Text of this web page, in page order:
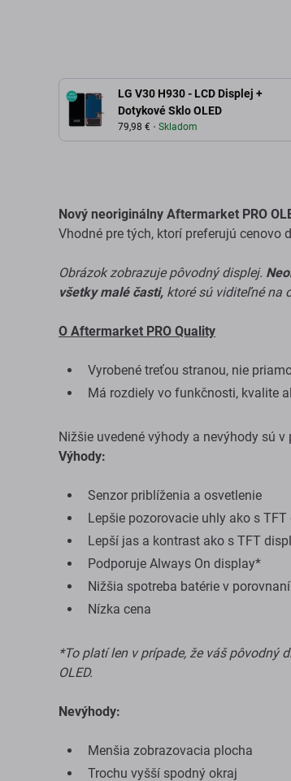
LG V30 H930 - LCD Displej +
Dotykové Sklo OLED
79,98 € Skladom
Nový neoriginálny Aftermarket PRO
Vhodné pre tých, ktorí preferujú cenovo
Obrázok zobrazuje pôvodný displej.
všetky malé časti, ktoré sú viditeľné na
O Aftermarket PRO Quality
Vyrobené treťou stranou, nie
Má rozdiely vo funkčnosti, kvalite
Nižšie uvedené výhody a nevýhody sú
Výhody:
Senzor priblíženia a osvetlenie
Lepšie pozorovacie uhly ako s
Lepší jas a kontrast ako s TFT
Podporuje Always On display*
Nižšia spotreba batérie v
Nízka cena
*To platí len v prípade, že váš pôvodný
OLED.
Nevýhody:
Menšia zobrazovacia plocha
Trochu vyšší spodný okraj